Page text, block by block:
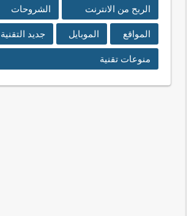
الربح من الانترنت الشروحات
المواقع الموبايل جديد التقنية
منوعات تقنية